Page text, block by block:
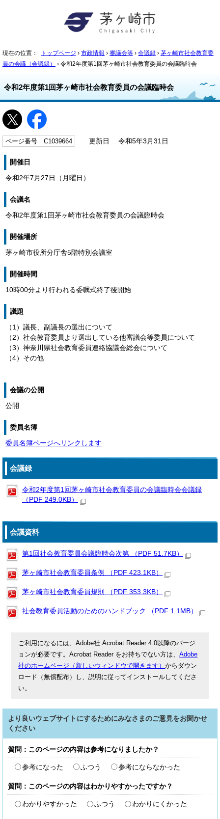
現在の位置： トップページ › 市政情報 › 審議会等 › 会議録 › 茅ヶ崎市社会教育委
員の会議（会議録）
› 令和2年度第1回茅ヶ崎市社会教育委員の会議臨時会
令和2年度第1回茅ヶ崎市社会教育委員の会議臨時会
ページ番号 C1039664 更新日 令和5年3月31日
開催日
令和2年7月27日（月曜日）
会議名
令和2年度第1回茅ヶ崎市社会教育委員の会議臨時会
開催場所
茅ヶ崎市役所分庁舎5階特別会議室
開催時間
10時00分より行われる委嘱式終了後開始
議題
（1）議長、副議長の選出について
（2）社会教育委員より選出している他審議会等委員について
（3）神奈川県社会教育委員連絡協議会総会について
（4）その他
会議の公開
公開
委員名簿
委員名簿ページへリンクします
会議録
令和2年度第1回茅ヶ崎市社会教育委員の会議臨時会会議録
（PDF 249.0KB）
会議資料
第1回社会教育委員会議臨時会次第 （PDF 51.7KB）
茅ヶ崎市社会教育委員条例 （PDF 423.1KB）
茅ヶ崎市社会教育委員規則 （PDF 353.3KB）
社会教育委員活動のためのハンドブック （PDF 1.1MB）
ご利用になるには、Adobe社 Acrobat Reader 4.0以降のバージ
ョンが必要です。Acrobat Reader をお持ちでない方は、Adobe
社のホームページ（新しいウィンドウで開きます）からダウン
ロード（無償配布）し、説明に従ってインストールしてくださ
い。
より良いウェブサイトにするためにみなさまのご意見をお聞かせ
ください
質問：このページの内容は参考になりましたか？
参考になった ふつう 参考にならなかった
質問：このページの内容はわかりやすかったですか？
わかりやすかった ふつう わかりにくかった